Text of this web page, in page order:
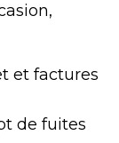
et factures
de fuites